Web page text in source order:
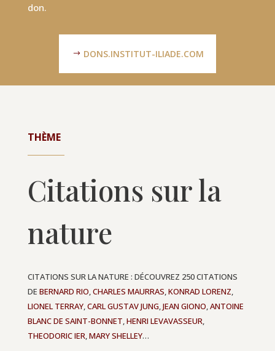
don.
DONS.INSTITUT-ILIADE.COM
THÈME
Citations sur la
nature
CITATIONS SUR LA NATURE : DÉCOUVREZ 250 CITATIONS
DE BERNARD RIO,CHARLES MAURRAS,KONRAD LORENZ,
LIONEL TERRAY,CARL GUSTAV JUNG,JEAN GIONO,ANTOINE
BLANC DE SAINT-BONNET,HENRI LEVAVASSEUR,
THEODORIC IER,MARY SHELLEY…